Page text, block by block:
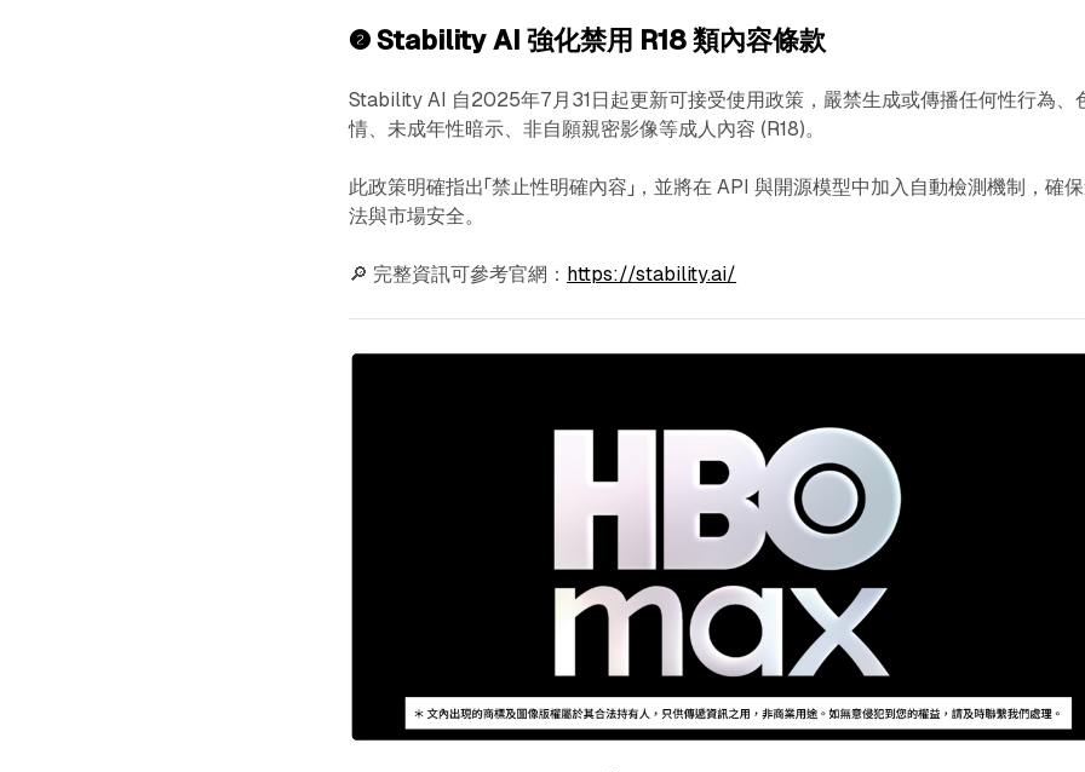
❷Stability AI 強化禁用 R18 類內容條款
Stability AI 自2025年7月31日起更新可接受使用政策，嚴禁生成或傳播任何性行為、
情、未成年性暗示、非自願親密影像等成人內容 (R18)。
此政策明確指出「禁止性明確內容」，並將在 API 與開源模型中加入自動檢測機制，確
法與市場安全。
🔎 完整資訊可參考官網： https://stability.ai/